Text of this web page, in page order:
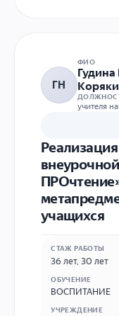
ГН
ФИО
Гудина
учителя
учащихся
СТАЖ РАБОТЫ
36 лет, 30 лет
ОБУЧЕНИЕ
ВОСПИТАНИЕ
УЧРЕЖДЕНИЕ